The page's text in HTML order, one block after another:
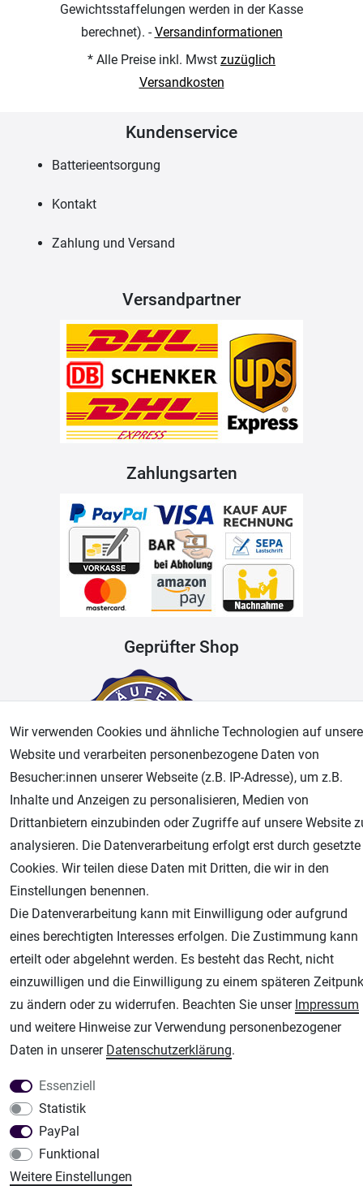
Gewichtsstaffelungen werden in der Kasse
berechnet). -Versandinformationen
* Alle Preise inkl. Mwst zuzüglich
Versandkosten
Kundenservice
Batterieentsorgung
Kontakt
Zahlung und Versand
Versandpartner
Zahlungsarten
Geprüfter Shop
AGB Widerrufsrecht Datenschutz Impressum
Unsere weiteren Shops:
Airbrush-City
Modellbau-City
Modellbau Shop
Plotter-City
Schneideplotter, Transferpressen, Siebdruck und Plotterfolien
Im Shop Kaufen
Wir verwenden Cookies und ähnliche Technologien auf
Website und verarbeiten personenbezogene Daten von
Besucher:innen unserer Webseite (z.B. IP-Adresse), um z.B.
Inhalte und Anzeigen zu personalisieren, Medien von
Drittanbietern einzubinden oder Zugriffe auf unsere Website
analysieren. Die Datenverarbeitung erfolgt erst durch gesetzte
Cookies. Wir teilen diese Daten mit Dritten, die wir in den
Einstellungen benennen.
Die Datenverarbeitung kann mit Einwilligung oder aufgrund
eines berechtigten Interesses erfolgen. Die Zustimmung kann
erteilt oder abgelehnt werden. Es besteht das Recht, nicht
einzuwilligen und die Einwilligung zu einem späteren
zu ändern oder zu widerrufen. Beachten Sie unser Impressum
und weitere Hinweise zur Verwendung personenbezogener
Daten in unserer Daten­schutz­erklärung.
Essenziell
Statistik
PayPal
Funktional
Weitere Einstellungen